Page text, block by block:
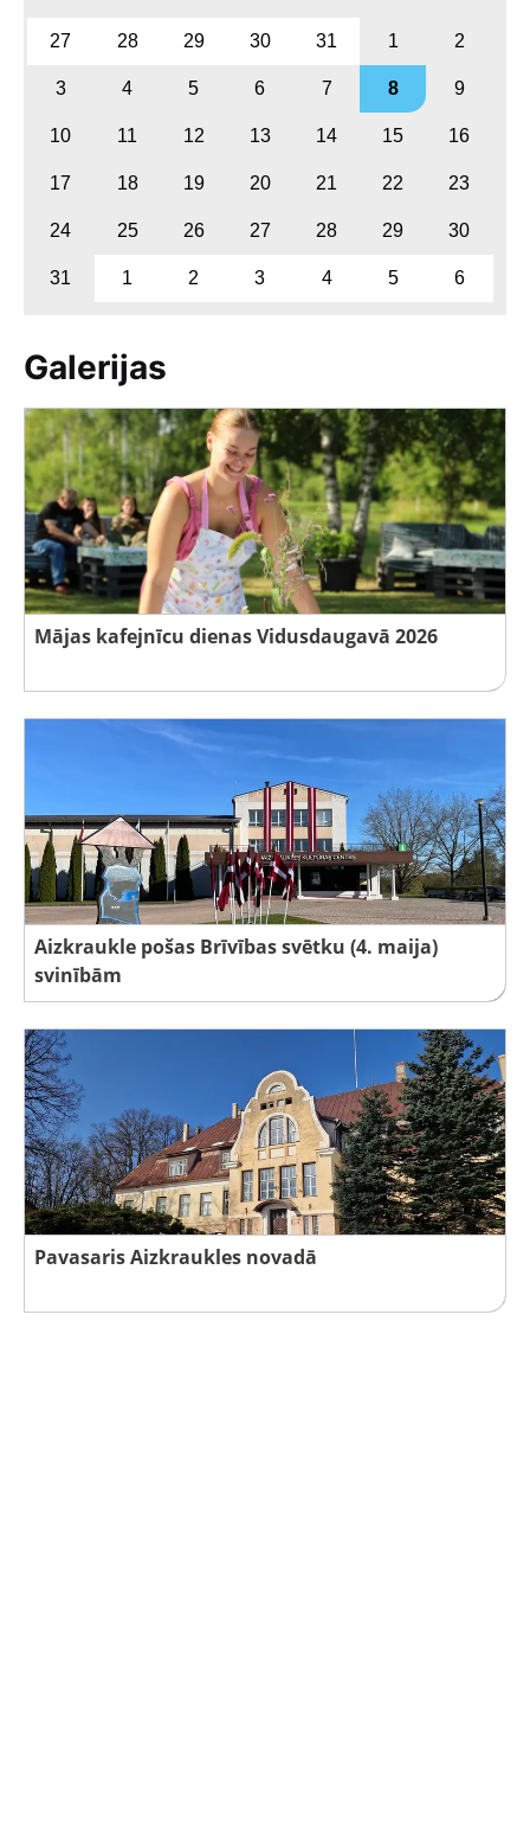
27 28 29 30 31 1 2
3 4 5 6 7 8 9
10 11 12 13 14 15 16
17 18 19 20 21 22 23
24 25 26 27 28 29 30
31 1 2 3 4 5 6
Galerijas
Mājas kafejnīcu dienas Vidusdaugavā 2026
Aizkraukle pošas Brīvības svētku (4. maija)
svinībām
Pavasaris Aizkraukles novadā